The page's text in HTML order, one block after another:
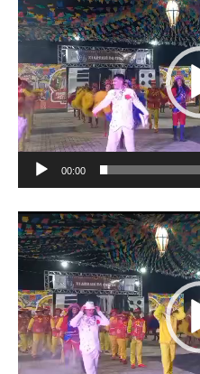
de
vídeo
00:00
Tocador
de
vídeo